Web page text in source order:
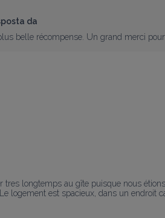
da
belle récompense. Un grand merci
tres longtemps au gîte puisque nous
logement est spacieux, dans un endroit